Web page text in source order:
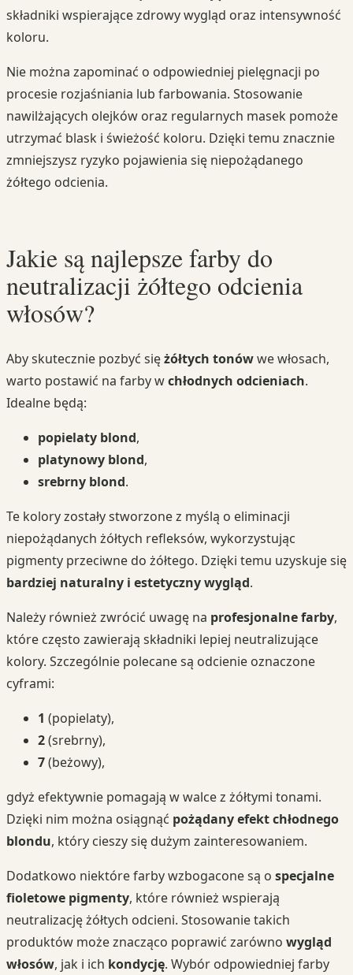
składniki wspierające zdrowy wygląd oraz intensywność
koloru.
Nie można zapominać o odpowiedniej pielęgnacji po
procesie rozjaśniania lub farbowania. Stosowanie
nawilżających olejków oraz regularnych masek pomoże
utrzymać blask i świeżość koloru. Dzięki temu znacznie
zmniejszysz ryzyko pojawienia się niepożądanego
żółtego odcienia.
Jakie są najlepsze farby do
neutralizacji żółtego odcienia
włosów?
Aby skutecznie pozbyć siężółtych tonówwe włosach,
warto postawić na farby wchłodnych odcieniach.
Idealne będą:
popielaty blond,
platynowy blond,
srebrny blond.
Te kolory zostały stworzone z myślą o eliminacji
niepożądanych żółtych refleksów, wykorzystując
pigmenty przeciwne do żółtego. Dzięki temu uzyskuje się
bardziej naturalny i estetyczny wygląd.
Należy również zwrócić uwagę na profesjonalne farby,
które często zawierają składniki lepiej neutralizujące
kolory. Szczególnie polecane są odcienie oznaczone
cyframi:
1 (popielaty),
2(srebrny),
7(beżowy),
gdyż efektywnie pomagają w walce z żółtymi tonami.
Dzięki nim można osiągnąć pożądany efekt chłodnego
blondu, który cieszy się dużym zainteresowaniem.
Dodatkowo niektóre farby wzbogacone są o specjalne
fioletowe pigmenty, które również wspierają
neutralizację żółtych odcieni. Stosowanie takich
produktów może znacząco poprawić zarówno wygląd
włosów, jak i ich kondycję. Wybór odpowiedniej farby